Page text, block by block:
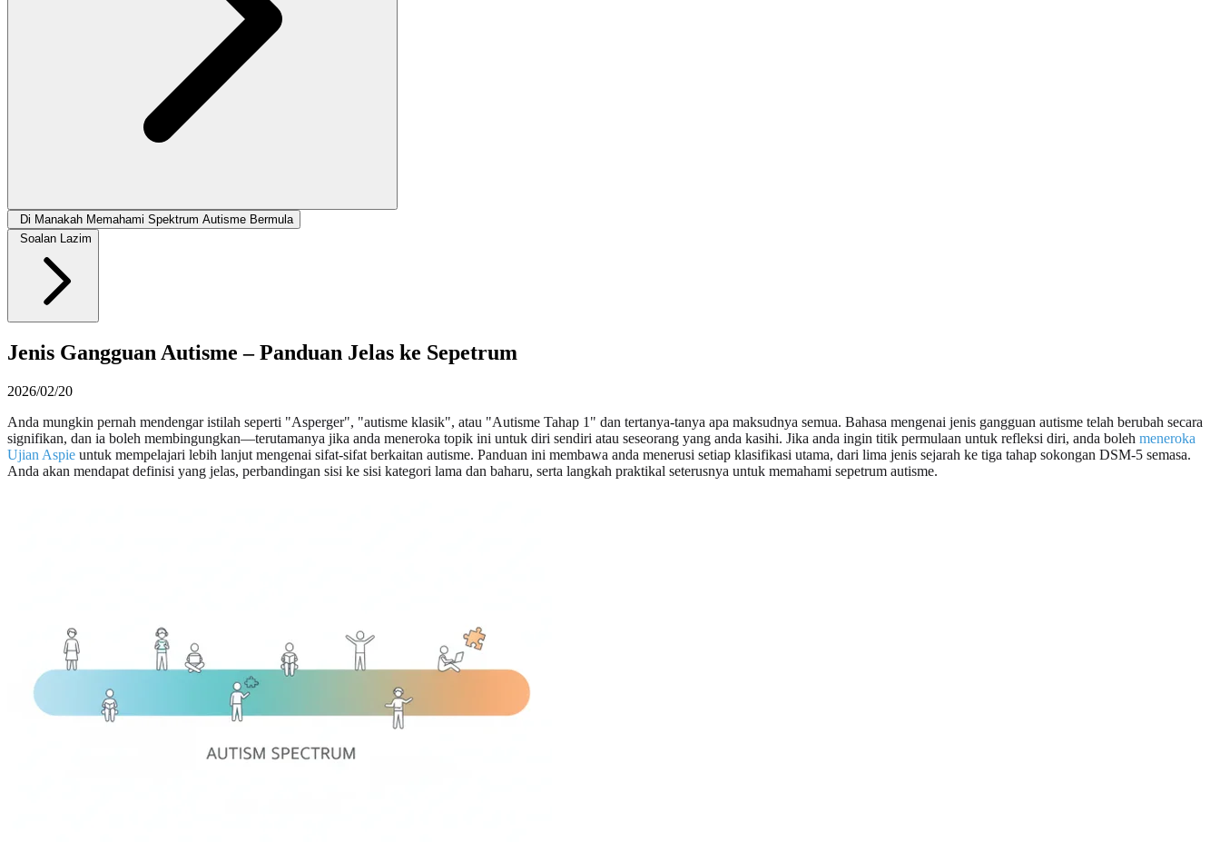
Di Manakah Memahami Spektrum Autisme Bermula
Soalan Lazim
Jenis Gangguan Autisme – Panduan Jelas ke Sepetrum
2026/02/20
Anda mungkin pernah mendengar istilah seperti "Asperger", "autisme klasik", atau "Autisme Tahap 1" dan tertanya-tanya apa maksudnya semua. Bahasa mengenai jenis gangguan autisme telah berubah secara
signifikan, dan ia boleh membingungkan—terutamanya jika anda meneroka topik ini untuk diri sendiri atau seseorang yang anda kasihi. Jika anda ingin titik permulaan untuk refleksi diri, anda boleh meneroka
Ujian Aspie untuk mempelajari lebih lanjut mengenai sifat-sifat berkaitan autisme. Panduan ini membawa anda menerusi setiap klasifikasi utama, dari lima jenis sejarah ke tiga tahap sokongan DSM-5 semasa.
Anda akan mendapat definisi yang jelas, perbandingan sisi ke sisi kategori lama dan baharu, serta langkah praktikal seterusnya untuk memahami sepetrum autisme.